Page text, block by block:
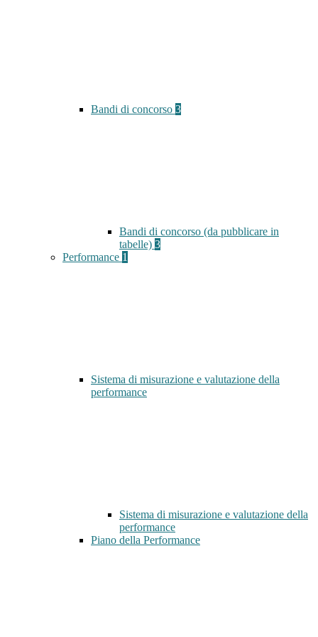
Bandi di concorso 3
Bandi di concorso (da pubblicare in
tabelle) 3
Performance 1
Sistema di misurazione e valutazione della
performance
Sistema di misurazione e valutazione della
performance
Piano della Performance